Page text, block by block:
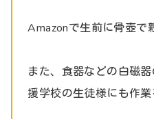
Amazonで生前に骨壺で
また、食器などの白磁
援学校の生徒様にも作業